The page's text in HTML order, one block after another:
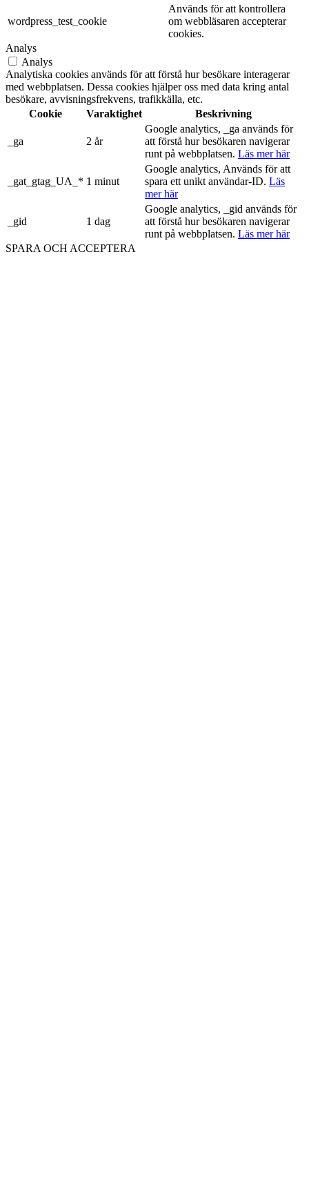
wordpress_test_cookie
Används för att kontrollera
om webbläsaren accepterar
cookies.
Analys
Analys
Analytiska cookies används för att förstå hur besökare interagerar
med webbplatsen. Dessa cookies hjälper oss med data kring antal
besökare, avvisningsfrekvens, trafikkälla, etc.
Cookie
Varaktighet Beskrivning
_ga 2 år
Google analytics, _ga används för
att förstå hur besökaren navigerar
runt på webbplatsen. Läs mer här
_gat_gtag_UA_* 1 minut
Google analytics, Används för att
spara ett unikt användar-ID. Läs
mer här
_gid 1 dag
Google analytics, _gid används för
att förstå hur besökaren navigerar
runt på webbplatsen. Läs mer här
SPARA OCH ACCEPTERA